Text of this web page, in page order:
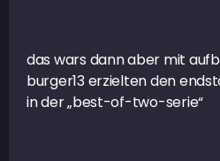
das wars dann aber mit
burger13 erzielten den
in der „best-of-two-serie“